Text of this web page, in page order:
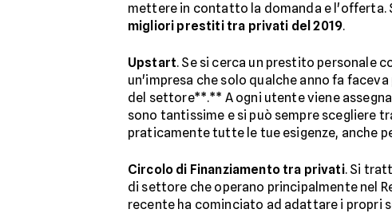
mettere in contatto la domanda e l'offerta.
migliori prestiti tra privati del 2019.
Upstart. Se si cerca un prestito personale
un'impresa che solo qualche anno fa
del settore**.** A ogni utente viene
sono tantissime e si può sempre scegliere
praticamente tutte le tue esigenze, anche
Circolo di Finanziamento tra privati. Si
di settore che operano principalmente nel
recente ha cominciato ad adattare i propri